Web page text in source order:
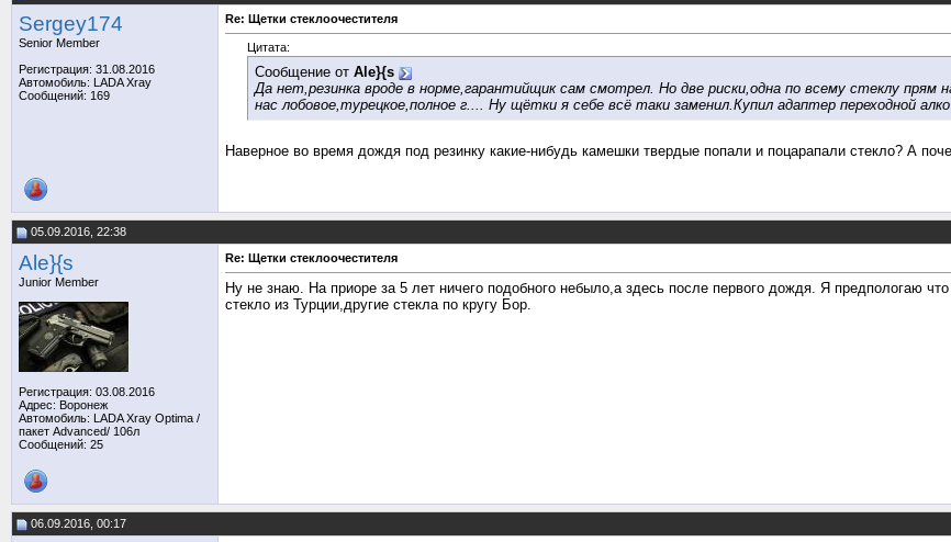
Sergey174
Senior Member
Регистрация: 31.08.2016
Автомобиль: LADA Xray
Сообщений: 169
Re: Щетки стеклоочестителя
Цитата:
Сообщение от Ale}{s
Да нет,резинка вроде в норме,гарантийщик сам смотрел. Но две риски,одна по всему стеклу
нас лобовое,турецкое,полное г.... Ну щётки я себе всё таки заменил.Купил адаптер переходной
Наверное во время дождя под резинку какие-нибудь камешки твердые попали и поцарапали стекло? А
05.09.2016, 22:38
Ale}{s
Junior Member
Регистрация: 03.08.2016
Адрес: Воронеж
Автомобиль: LADA Xray Optima /
пакет Аdvanced/ 106л
Сообщений: 25
Re: Щетки стеклоочестителя
Ну не знаю. На приоре за 5 лет ничего подобного небыло,а здесь после первого дождя. Я предпологаю
стекло из Турции,другие стекла по кругу Бор.
06.09.2016, 00:17